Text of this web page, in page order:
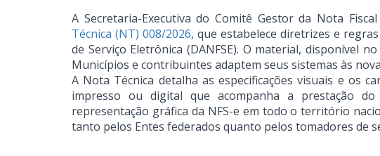
A Secretaria-Executiva do Comitê Gestor da Nota
Técnica (NT) 008/2026, que estabelece diretrizes e
de Serviço Eletrônica (DANFSE). O material, disponível
Municípios e contribuintes adaptem seus sistemas às
A Nota Técnica detalha as especificações visuais e os
impresso ou digital que acompanha a prestação
representação gráfica da NFS-e em todo o território
tanto pelos Entes federados quanto pelos tomadores de